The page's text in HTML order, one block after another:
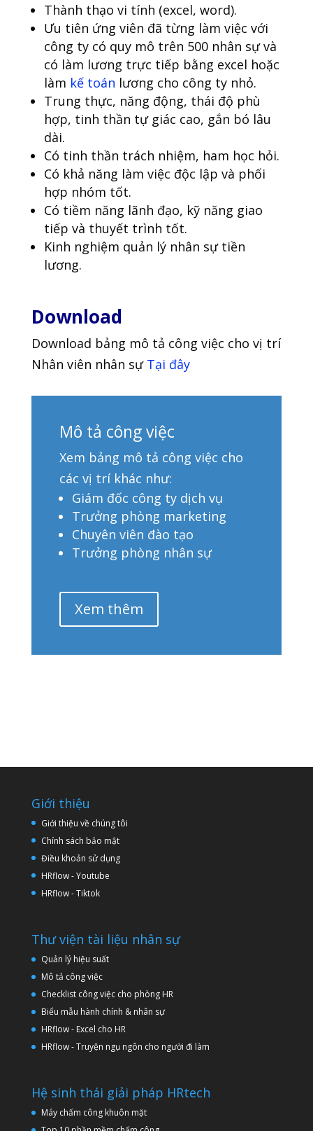
Thành thạo vi tính (excel, word).
Ưu tiên ứng viên đã từng làm việc với
công ty có quy mô trên 500 nhân sự và
có làm lương trực tiếp bằng excel hoặc
làm kế toán lương cho công ty nhỏ.
Trung thực, năng động, thái độ phù
hợp, tinh thần tự giác cao, gắn bó lâu
dài.
Có tinh thần trách nhiệm, ham học hỏi.
Có khả năng làm việc độc lập và phối
hợp nhóm tốt.
Có tiềm năng lãnh đạo, kỹ năng giao
tiếp và thuyết trình tốt.
Kinh nghiệm quản lý nhân sự tiền
lương.
Download
Download bảng mô tả công việc cho vị trí
Nhân viên nhân sự Tại đây
Mô tả công việc
Xem bảng mô tả công việc cho
các vị trí khác như:
Giám đốc công ty dịch vụ
Trưởng phòng marketing
Chuyên viên đào tạo
Trưởng phòng nhân sự
Xem thêm
Giới thiệu
Giới thiệu về chúng tôi
Chính sách bảo mật
Điều khoản sử dụng
HRflow - Youtube
HRflow - Tiktok
Thư viện tài liệu nhân sự
Quản lý hiệu suất
Mô tả công việc
Checklist công việc cho phòng HR
Biểu mẫu hành chính & nhân sự
HRflow - Excel cho HR
HRflow - Truyện ngụ ngôn cho người đi làm
Hệ sinh thái giải pháp HRtech
Máy chấm công khuôn mặt